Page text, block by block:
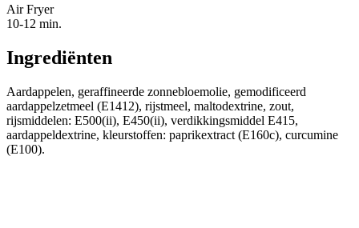
Air Fryer
10-12 min.
Ingrediënten
Aardappelen, geraffineerde zonnebloemolie, gemodificeerd
aardappelzetmeel (E1412), rijstmeel, maltodextrine, zout,
rijsmiddelen: E500(ii), E450(ii), verdikkingsmiddel E415,
aardappeldextrine, kleurstoffen: paprikextract (E160c), curcumine
(E100).